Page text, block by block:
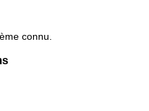
connu.